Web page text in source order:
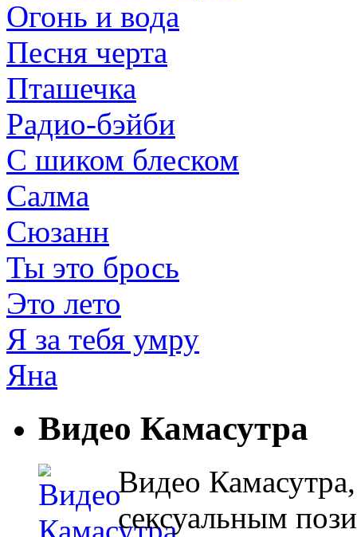
Огонь и вода
Песня черта
Пташечка
Радио-бэйби
С шиком блеском
Салма
Сюзанн
Ты это брось
Это лето
Я за тебя умру
Яна
Видео Камасутра
Видео
сексуальным